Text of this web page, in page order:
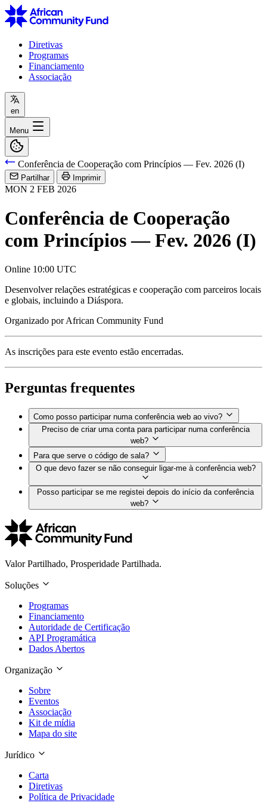
Diretivas
Programas
Financiamento
Associação
en
Menu
Conferência de Cooperação com Princípios — Fev. 2026 (I)
Partilhar Imprimir
MON 2 FEB 2026
Conferência de Cooperação
com Princípios — Fev. 2026 (I)
Online 10:00 UTC
Desenvolver relações estratégicas e cooperação com parceiros locais
e globais, incluindo a Diáspora.
Organizado porAfrican Community Fund
As inscrições para este evento estão encerradas.
Perguntas frequentes
Como posso participar numa conferência web ao vivo?
Preciso de criar uma conta para participar numa conferência
web?
Para que serve o código de sala?
O que devo fazer se não conseguir ligar-me à conferência web?
Posso participar se me registei depois do início da conferência
web?
Valor Partilhado, Prosperidade Partilhada.
Soluções
Programas
Financiamento
Autoridade de Certificação
API Programática
Dados Abertos
Organização
Sobre
Eventos
Associação
Kit de mídia
Mapa do site
Jurídico
Carta
Diretivas
Política de Privacidade